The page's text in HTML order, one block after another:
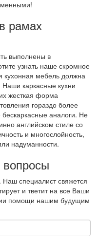
рамах
выполнены в
узнать наше скромное
мебель должна
каркасные кухни
жесткая форма
гораздо более
аналоги. Не
английском стиле со
и многослойность,
надуманности.
специалист свяжется
и тветит на все Ваши
помощи нашим будущим